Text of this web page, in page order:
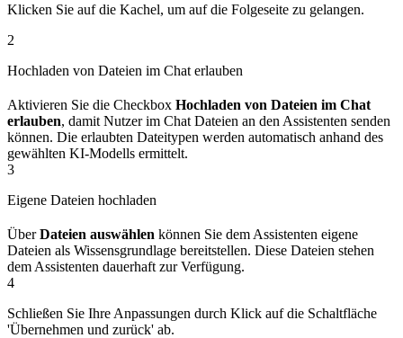
Klicken Sie auf die Kachel, um auf die Folgeseite zu gelangen.
2
Hochladen von Dateien im Chat erlauben
Aktivieren Sie die Checkbox Hochladen von Dateien im Chat
erlauben, damit Nutzer im Chat Dateien an den Assistenten senden
können. Die erlaubten Dateitypen werden automatisch anhand des
gewählten KI-Modells ermittelt.
3
Eigene Dateien hochladen
ÜberDateien auswählen können Sie dem Assistenten eigene
Dateien als Wissensgrundlage bereitstellen. Diese Dateien stehen
dem Assistenten dauerhaft zur Verfügung.
4
Schließen Sie Ihre Anpassungen durch Klick auf die Schaltfläche
'Übernehmen und zurück' ab.